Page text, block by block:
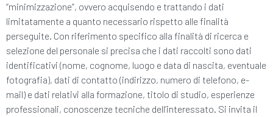
“minimizzazione”, ovvero acquisendo e trattando i dati
limitatamente a quanto necessario rispetto alle finalità
perseguite. Con riferimento specifico alla finalità di ricerca e
selezione del personale si precisa che i dati raccolti sono dati
identificativi (nome, cognome, luogo e data di nascita, eventuale
fotografia), dati di contatto (indirizzo, numero di telefono, e-
mail) e dati relativi alla formazione, titolo di studio, esperienze
professionali, conoscenze tecniche dell’interessato. Si invita il